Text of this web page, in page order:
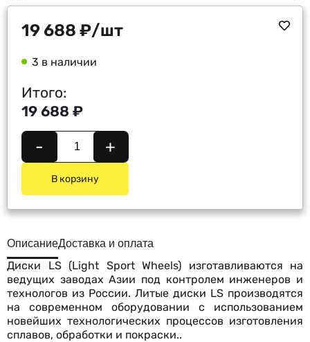
19 688 ₽/шт
3 в наличии
Итого:
19 688 ₽
- +
В корзину
ОписаниеДоставка и оплата
Диски LS (Light Sport Wheels) изготавливаются на
ведущих заводах Азии под контролем инженеров и
технологов из России. Литые диски LS производятся
на современном оборудовании с использованием
новейших технологических процессов изготовления
сплавов, обработки и покраски..